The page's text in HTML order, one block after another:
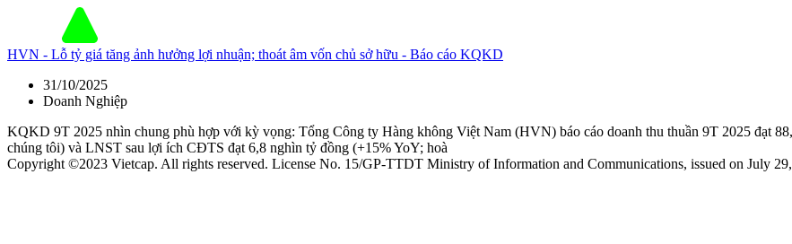
HVN - Lỗ tỷ giá tăng ảnh hưởng lợi nhuận; thoát âm vốn chủ sở hữu - Báo cáo KQKD
31/10/2025
Doanh Nghiệp
KQKD 9T 2025 nhìn chung phù hợp với kỳ vọng: Tổng Công ty Hàng không Việt Nam (HVN) báo cáo doanh thu thuần 9T 2025 đạt
chúng tôi) và LNST sau lợi ích CĐTS đạt 6,8 nghìn tỷ đồng (+15% YoY; hoà
Copyright ©2023 Vietcap. All rights reserved. License No. 15/GP-TTDT Ministry of Information and Communications, issued on July